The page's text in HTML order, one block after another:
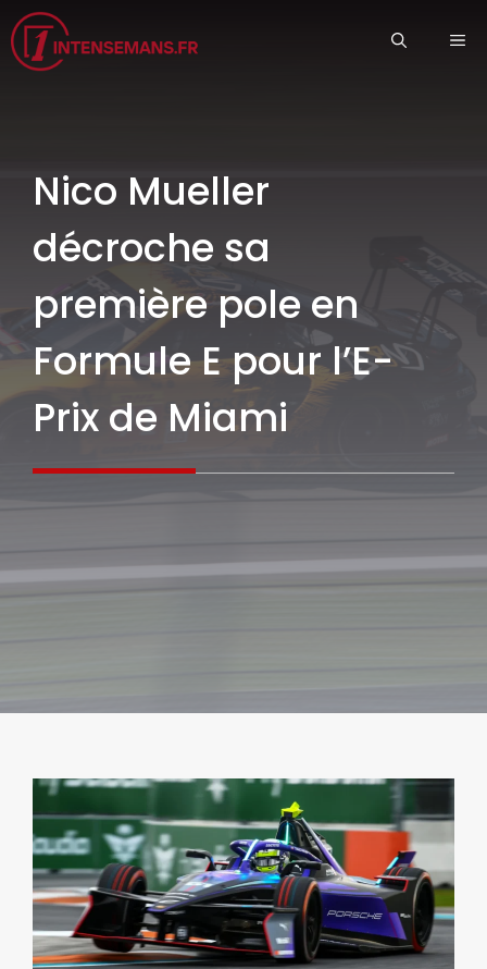
Aller
au
contenu
Nico Mueller
décroche sa
première pole en
Formule E pour l’E-
Prix de Miami